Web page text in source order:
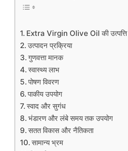
Extra Virgin Olive Oil की उत्पत्ति
उत्पादन प्रक्रिया
गुणवत्ता मानक
स्वास्थ्य लाभ
पोषण विवरण
पाकीय उपयोग
स्वाद और सुगंध
भंडारण और लंबे समय तक उपयोग
सतत विकास और नैतिकता
सामान्य भ्रम